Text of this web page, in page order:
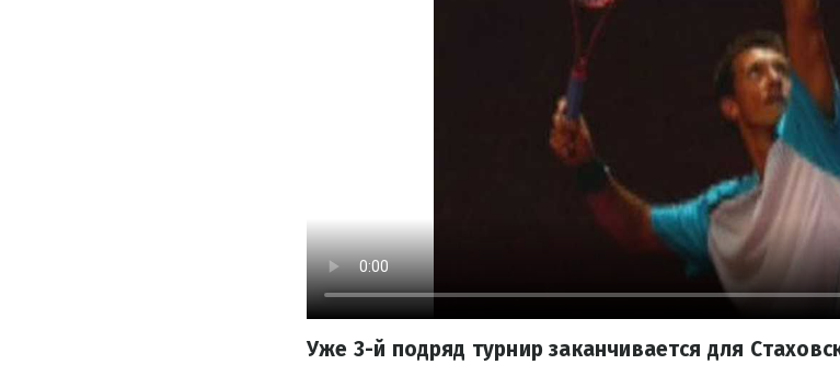
Уже 3-й подряд турнир заканчивается для